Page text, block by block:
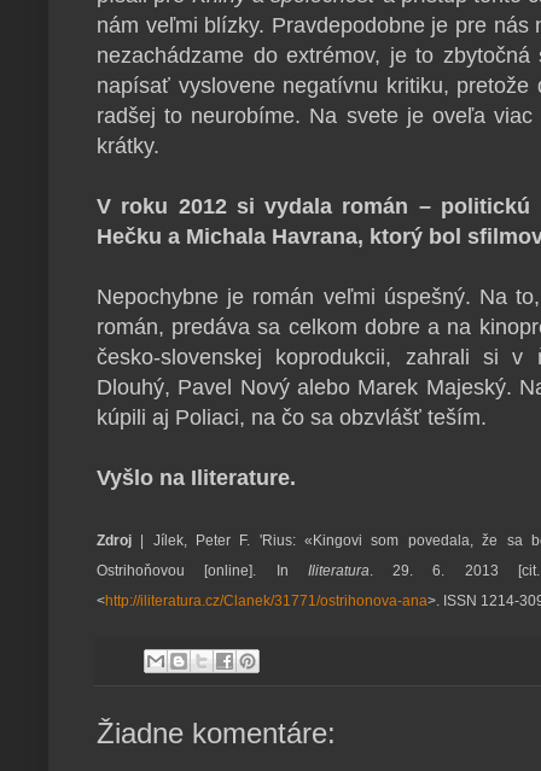
nám veľmi blízky. Pravdepodobne je pre nás
nezachádzame do extrémov, je to
napísať vyslovene negatívnu kritiku,
radšej to neurobíme. Na svete je oveľa
krátky.
V roku 2012 si vydala román –
Hečku a Michala Havrana, ktorý bol
Nepochybne je román veľmi úspešný. Na
román, predáva sa celkom dobre a na
česko-slovenskej koprodukcii, zahrali si
Dlouhý, Pavel Nový alebo Marek Majeský.
kúpili aj Poliaci, na čo sa obzvlášť teším.
Vyšlo na Iliterature.
Zdroj | Jílek, Peter F. 'Rius: «Kingovi som povedala, že sa
Ostrihoňovou [online]. In Iliteratura . 29. 6. 2013 [cit.
<http://iliteratura.cz/Clanek/31771/ostrihonova-ana>. ISSN 1214-
Žiadne komentáre: